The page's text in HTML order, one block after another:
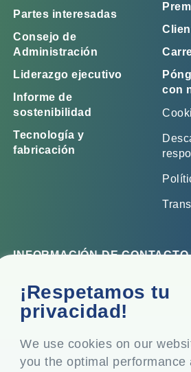
¡Respetamos tu
privacidad!
We use cookies on our
you the optimal performance
Partes interesadas
Consejo de
Administración
Liderazgo ejecutivo
Informe de
sostenibilidad
Tecnología y
fabricación
con
INFORMACIÓN DE
Oficina corporativa
Top Floor, Times Tower, Kamala
Marg, Lower Parel, Mumbai - 400
Domicilio social